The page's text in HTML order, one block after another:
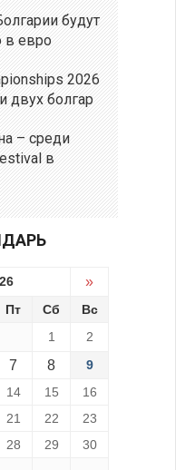
будут
в евро
2026
двух болгар
– среди
в
»
Пт Сб
Вс
1
2
7 8
9
14 15
16
21 22
23
28 29
30